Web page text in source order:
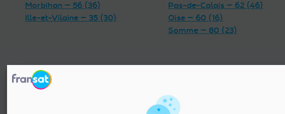
Morbihan — 56 (36)
Ille-et-Vilaine — 35 (30)
Pas-de-Calais — 62 (46)
Oise — 60 (16)
Somme — 80 (23)